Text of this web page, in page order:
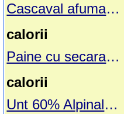
Cascaval afumat Hochland
calorii
Paine cu secara toast KB
calorii
Unt 60% Alpinalatte